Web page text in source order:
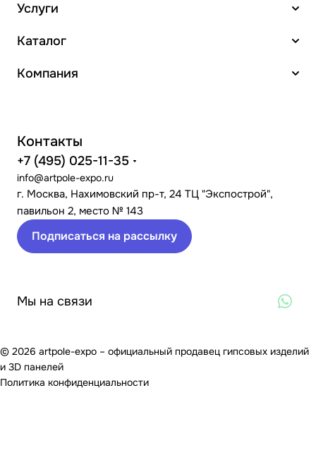
Услуги
Каталог
Компания
Контакты
+7 (495) 025-11-35
info@artpole-expo.ru
г. Москва, Нахимовский пр-т, 24 ТЦ "Экспострой",
павильон 2, место № 143
Подписаться на рассылку
Мы на связи
© 2026 artpole-expo – официальный продавец гипсовых изделий
и 3D панелей
Политика конфиденциальности